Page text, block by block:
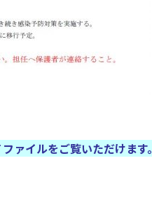
ァイルをご覧いただけます。